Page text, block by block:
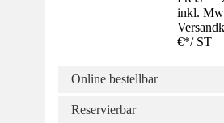
inkl.
€*/ ST
Online bestellbar
Reservierbar